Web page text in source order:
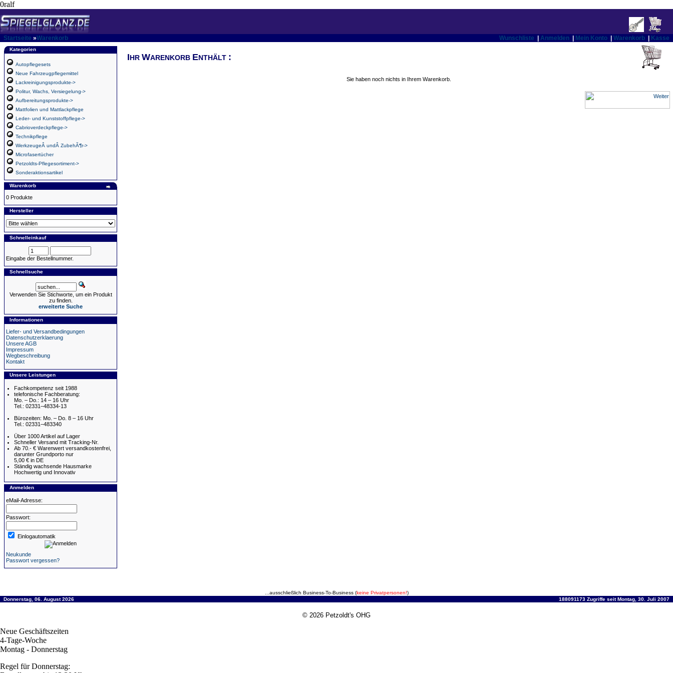
0ralf
Startseite »Warenkorb Wunschliste Anmelden Mein Konto Warenkorb Kasse
Kategorien
Autopflegesets
Neue Fahrzeugpflegemittel
Lackreinigungsprodukte->
Politur, Wachs, Versiegelung->
Aufbereitungsprodukte->
Mattfolien und Mattlackpflege
Leder- und Kunststoffpflege->
Cabrioverdeckpflege->
Technikpflege
WerkzeugeÂ undÂ ZubehÃ¶r->
Microfasertücher
Petzoldts-Pflegesortiment->
Sonderaktionsartikel
Warenkorb
0 Produkte
Hersteller
Schnelleinkauf
Eingabe der Bestellnummer.
Schnellsuche
Verwenden Sie Stichworte, um ein Produkt
zu finden.
erweiterte Suche
Informationen
Liefer- und Versandbedingungen
Datenschutzerklaerung
Unsere AGB
Impressum
Wegbeschreibung
Kontakt
Unsere Leistungen
Fachkompetenz seit 1988
telefonische Fachberatung:
Mo. – Do.: 14 – 16 Uhr
Tel.: 02331–48334-13
Bürozeiten: Mo. – Do. 8 – 16 Uhr
Tel.: 02331–483340
Über 1000 Artikel auf Lager
Schneller Versand mit Tracking-Nr.
Ab 70.- € Warenwert versandkostenfrei,
darunter Grundporto nur
5,00 € in DE
Ständig wachsende Hausmarke
Hochwertig und Innovativ
Anmelden
eMail-Adresse:
Passwort:
Einlogautomatik
Neukunde
Passwort vergessen?
IHR WARENKORB ENTHÄLT :
Sie haben noch nichts in Ihrem Warenkorb.
...ausschließlich Business-To-Business (keine Privatpersonen!)
Donnerstag, 06. August 2026
188091173 Zugriffe seit Montag, 30. Juli 2007
© 2026 Petzoldt's OHG
Neue Geschäftszeiten
4-Tage-Woche
Montag - Donnerstag
Regel für Donnerstag: